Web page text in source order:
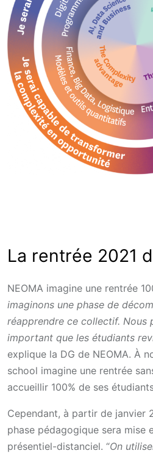
La rentrée 2021
NEOMA imagine une rentrée
imaginons une phase de
réapprendre ce collectif. Nous
important que les étudiants
explique la DG de NEOMA. À
school imagine une rentrée
accueillir 100% de ses
Cependant, à partir de janvier
phase pédagogique sera mise
présentiel-distanciel. “On